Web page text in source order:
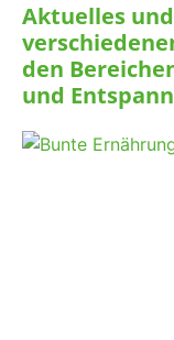
Aktuelles
den
und